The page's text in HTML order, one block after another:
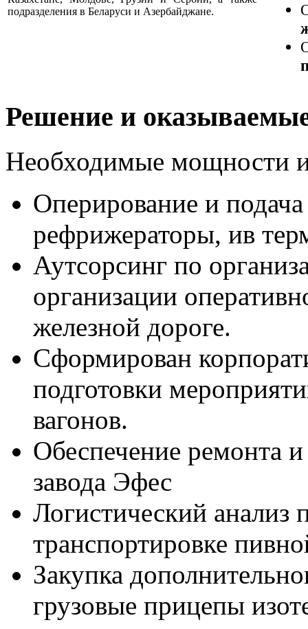
подразделения в Беларуси и Азербайджане.
Решение и
Необходимые мощности
Оперирование и подача
рефрижераторы, ив
Аутсорсинг по
организации
железной дороге.
Сформирован
подготовки
вагонов.
Обеспечение ремонта
завода Эфес
Логистический анализ
транспортировке
Закупка
грузовые прицепы